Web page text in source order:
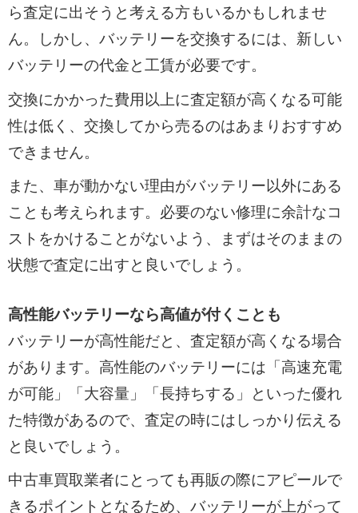
ら査定に出そうと考える方もいるかもしれませ
ん。しかし、バッテリーを交換するには、新しい
バッテリーの代金と工賃が必要です。
交換にかかった費用以上に査定額が高くなる可能
性は低く、交換してから売るのはあまりおすすめ
できません。
また、車が動かない理由がバッテリー以外にある
ことも考えられます。必要のない修理に余計なコ
ストをかけることがないよう、まずはそのままの
状態で査定に出すと良いでしょう。
高性能バッテリーなら高値が付くことも
バッテリーが高性能だと、査定額が高くなる場合
があります。高性能のバッテリーには「高速充電
が可能」「大容量」「長持ちする」といった優れ
た特徴があるので、査定の時にはしっかり伝える
と良いでしょう。
中古車買取業者にとっても再販の際にアピールで
きるポイントとなるため、バッテリーが上がって